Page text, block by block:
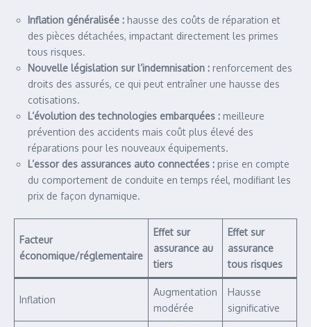
Inflation généralisée : hausse des coûts de réparation et
des pièces détachées, impactant directement les primes
tous risques.
Nouvelle législation sur l’indemnisation : renforcement des
droits des assurés, ce qui peut entraîner une hausse des
cotisations.
L’évolution des technologies embarquées : meilleure
prévention des accidents mais coût plus élevé des
réparations pour les nouveaux équipements.
L’essor des assurances auto connectées : prise en compte
du comportement de conduite en temps réel, modifiant les
prix de façon dynamique.
Facteur
économique/réglementaire
Effet sur
assurance au
tiers
Effet sur
assurance
tous risques
Inflation
Augmentation
modérée
Hausse
significative